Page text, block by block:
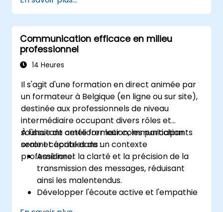
Communication efficace en milieu
professionnel
14 Heures
Il s'agit d'une formation en direct animée par
un formateur à Belgique (en ligne ou sur site),
destinée aux professionnels de niveau
intermédiaire occupant divers rôles et
souhaitant améliorer leur communication
orale et écrite dans un contexte
professionnel.
À l'issue de cette formation, les participants
seront capables de :
Améliorer la clarté et la précision de la
transmission des messages, réduisant
ainsi les malentendus.
Développer l'écoute active et l'empathie